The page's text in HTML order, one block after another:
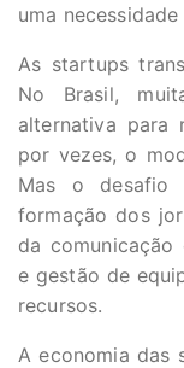
uma
As startups
No Brasil,
alternativa para
por vezes, o
Mas o desafio
formação dos
da
e gestão de
recursos.
A economia das